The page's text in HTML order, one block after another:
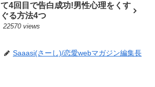
て4回目で告白成功!男性心理をくす
ぐる方法4つ
22570 views
Saaasi(さーし)/恋愛webマガジン編集長